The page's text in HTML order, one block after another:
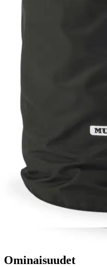
Postin
palvelupisteeseen!
Etu ei koske Suuri‑lisäpalvelulla
Tuotekuvaus
Suojaa kaasupullosi pölyltä ja
suojahupulla. Kiristysnaru pitää
Vain käsinpesu. Materiaali:
Ø30x60 cm, sopii
Ominaisuudet